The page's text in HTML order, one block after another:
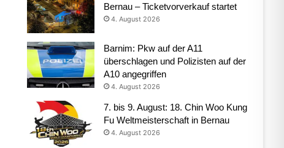
Bernau – Ticketvorverkauf startet
4. August 2026
Barnim: Pkw auf der A11
überschlagen und Polizisten auf der
A10 angegriffen
4. August 2026
7. bis 9. August: 18. Chin Woo Kung
Fu Weltmeisterschaft in Bernau
4. August 2026